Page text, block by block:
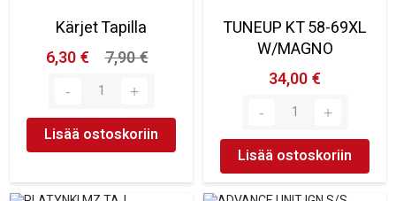
Kärjet Tapilla
6,30 €
7,90 €
Lisää ostoskoriin
TUNEUP KT 58-69XL
W/MAGNO
34,00 €
Lisää ostoskoriin